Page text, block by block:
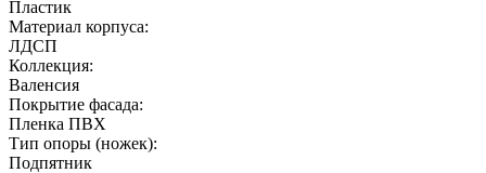
Пластик
Материал корпуса:
ЛДСП
Коллекция:
Валенсия
Покрытие фасада:
Пленка ПВХ
Тип опоры (ножек):
Подпятник